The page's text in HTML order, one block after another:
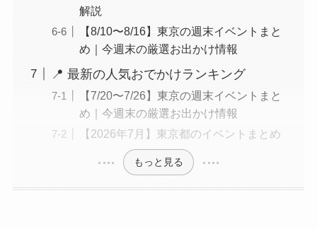
解説
【8/10〜8/16】東京の週末イベントまと
め｜今週末の厳選お出かけ情報
📍 最新の人気おでかけランキング
【7/20〜7/26】東京の週末イベントまと
め｜今週末の厳選お出かけ情報
【2026年7月】東京都のイベントまとめ
もっと見る